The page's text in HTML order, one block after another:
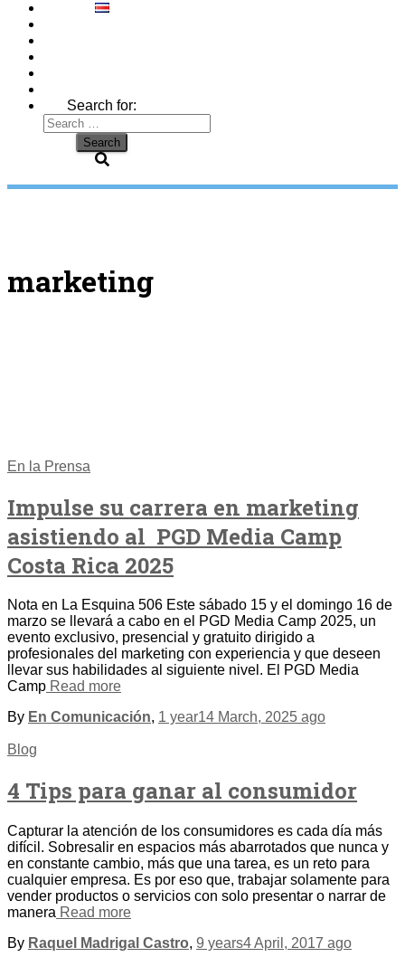
Search for:
marketing
En la Prensa
Impulse su carrera en marketing
asistiendo al PGD Media Camp
Costa Rica 2025
Nota en La Esquina 506 Este sábado 15 y el domingo 16 de
marzo se llevará a cabo en el PGD Media Camp 2025, un
evento exclusivo, presencial y gratuito dirigido a
profesionales del marketing con experiencia y que deseen
llevar sus habilidades al siguiente nivel. El PGD Media
Camp Read more
By En Comunicación, 1 year14 March, 2025 ago
Blog
4 Tips para ganar al consumidor
Capturar la atención de los consumidores es cada día más
difícil. Sobresalir en espacios más abarrotados que nunca y
en constante cambio, más que una tarea, es un reto para
cualquier empresa. Es por eso que, trabajar solamente para
vender productos o servicios con solo presentar o narrar de
manera Read more
By Raquel Madrigal Castro, 9 years4 April, 2017 ago